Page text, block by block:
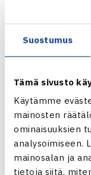
Suostumus
Tämä sivusto
Käytämme
mainosten
ominaisuuksien
analysoimiseen.
mainosalan ja
tietoja siitä,
edennyt
Britanniassa.
Suomalainen
sijoitetun
erin 7-6(4), 6-3.